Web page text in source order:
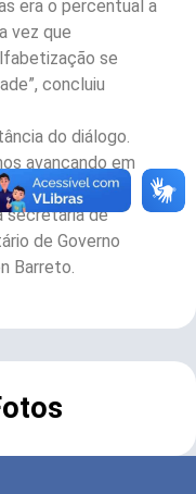
era o percentual a
vez que
se
concluiu
do diálogo.
avançando em
secretária de
de Governo
Barreto.